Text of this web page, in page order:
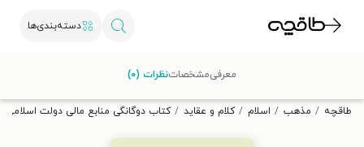
دسته‌بندی‌ها
تخفیف از طاقچه دریافت کن.
طاقچه مذهب اسلام کلام و عقاید کتاب دوگانگی منابع مالی دولت اسلامی
معرفیمشخصاتنظرات (۰)